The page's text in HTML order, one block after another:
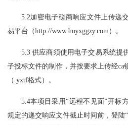
5.2加密电子磋商响应文件上传递
易平台（http://www.hnyxggzy.com）。
5.3 供应商须使用电子交易系统提
子投标文件的制作，并按要求上传经ca
（.yxtf格式）。
5.4本项目采用“远程不见面”开标
规定的递交响应文件截止时间前，登陆